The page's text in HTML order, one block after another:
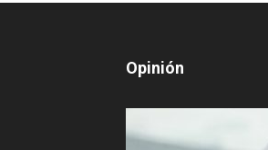
Opinión